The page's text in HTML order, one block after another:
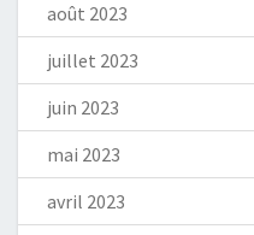
août 2023
juillet 2023
juin 2023
mai 2023
avril 2023